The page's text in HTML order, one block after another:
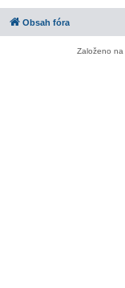
Obsah fóra
Založeno na